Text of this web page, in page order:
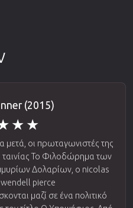
(2015)
μετά, οι πρωταγωνιστές της
Το Φιλοδώρημα των
Δολαρίων, ο nicolas
wendell pierce
μαζί σε ένα πολιτικό